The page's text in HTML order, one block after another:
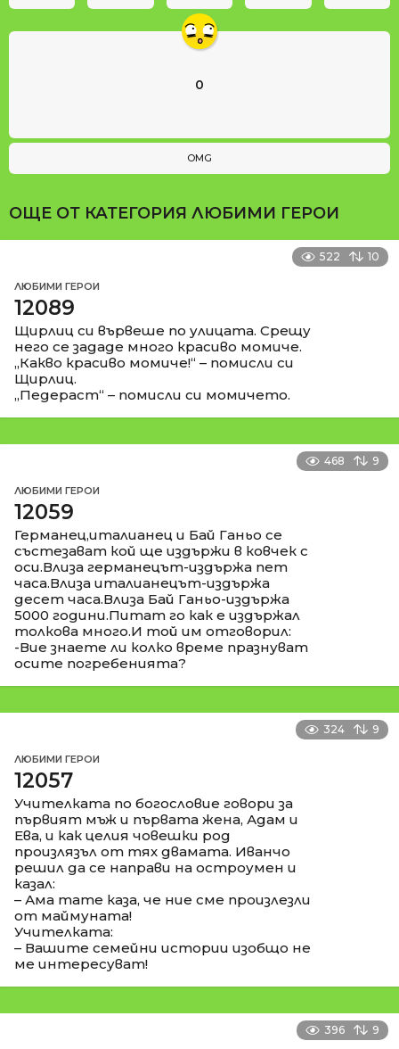
0
OMG
ОЩЕ ОТ КАТЕГОРИЯ ЛЮБИМИ ГЕРОИ
522 10
ЛЮБИМИ ГЕРОИ
12089
Щирлиц си вървеше по улицата. Срещу
него се зададе много красиво момиче.
„Какво красиво момиче!“ – помисли си
Щирлиц.
„Педераст“ – помисли си момичето.
468 9
ЛЮБИМИ ГЕРОИ
12059
Германец,италианец и Бай Ганьо се
състезават кой ще издържи в ковчек с
оси.Влиза германецът-издържа пет
часа.Влиза италианецът-издържа
десет часа.Влиза Бай Ганьо-издържа
5000 години.Питат го как е издържал
толкова много.И той им отговорил:
-Вие знаете ли колко време празнуват
осите погребенията?
324 9
ЛЮБИМИ ГЕРОИ
12057
Учителката по богословие говори за
първият мъж и първата жена, Адам и
Ева, и как целия човешки род
произлязъл от тях двамата. Иванчо
решил да се направи на остроумен и
казал:
– Ама тате каза, че ние сме произлезли
от маймуната!
Учителката:
– Вашите семейни истории изобщо не
ме интересуват!
396 9